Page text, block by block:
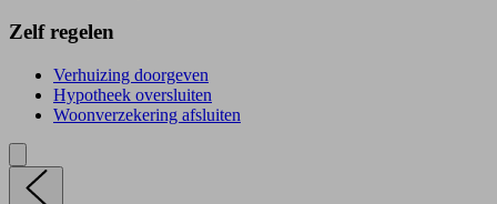
Zelf regelen
Verhuizing doorgeven
Hypotheek oversluiten
Woonverzekering afsluiten